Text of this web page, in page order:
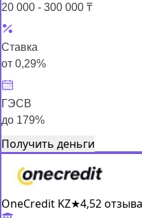
20 000 - 300 000 ₸
Ставка
от 0,29%
ГЭСВ
до 179%
Получить деньги
OneCredit KZ★4,52 отзыва